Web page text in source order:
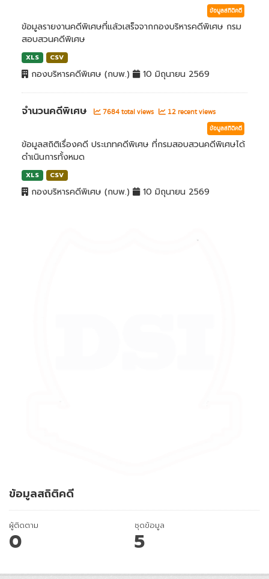
ข้อมูลสถิติคดี
ผู้ติดตาม
0
ชุดข้อมูล
5
ข้อมูลสถิติคดี
ข้อมูลรายงานคดีพิเศษที่แล้วเสร็จจากกองบริหารคดีพิเศษ กรม
สอบสวนคดีพิเศษ
XLS CSV
กองบริหารคดีพิเศษ (กบพ.) 10 มิถุนายน 2569
จำนวนคดีพิเศษ 7684 total views 12 recent views
ข้อมูลสถิติคดี
ข้อมูลสถิติเรื่องคดี ประเภทคดีพิเศษ ที่กรมสอบสวนคดีพิเศษได้
ดำเนินการทั้งหมด
XLS CSV
กองบริหารคดีพิเศษ (กบพ.) 10 มิถุนายน 2569